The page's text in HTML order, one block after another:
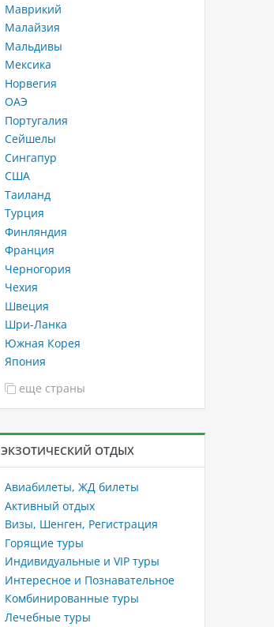
Маврикий
Малайзия
Мальдивы
Мексика
Норвегия
ОАЭ
Португалия
Сейшелы
Сингапур
США
Таиланд
Турция
Финляндия
Франция
Черногория
Чехия
Швеция
Шри-Ланка
Южная Корея
Япония
еще страны
ЭКЗОТИЧЕСКИЙ ОТДЫХ
Авиабилеты, ЖД билеты
Активный отдых
Визы, Шенген, Регистрация
Горящие туры
Индивидуальные и VIP туры
Интересное и Познавательное
Комбинированные туры
Лечебные туры